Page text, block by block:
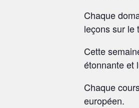
Chaque
leçons sur le
Cette
étonnante et
Chaque
européen.